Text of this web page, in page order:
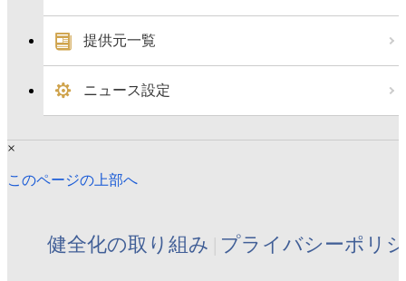
提供元一覧
ニュース設定
×
このページの上部へ
健全化の取り組み プライバシーポリ